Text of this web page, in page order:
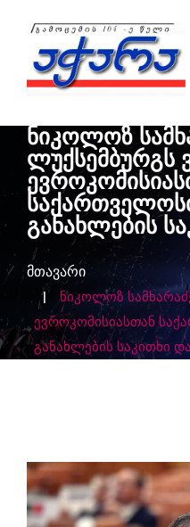
ნიკოლოზ
ლუქსემბურგს
განახლების
მთავარი
ნიკოლოზ
ევროკომისიასთან
განახლების საკითხი